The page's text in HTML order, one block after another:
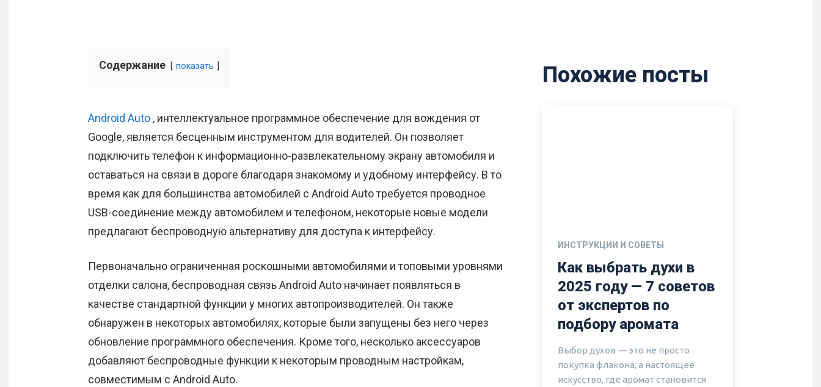
Содержание показать
Android Auto , интеллектуальное программное обеспечение для вождения от
Google, является бесценным инструментом для водителей. Он позволяет
подключить телефон к информационно-развлекательному экрану автомобиля и
оставаться на связи в дороге благодаря знакомому и удобному интерфейсу. В то
время как для большинства автомобилей с Android Auto требуется проводное
USB-соединение между автомобилем и телефоном, некоторые новые модели
предлагают беспроводную альтернативу для доступа к интерфейсу.
Первоначально ограниченная роскошными автомобилями и топовыми уровнями
отделки салона, беспроводная связь Android Auto начинает появляться в
качестве стандартной функции у многих автопроизводителей. Он также
обнаружен в некоторых автомобилях, которые были запущены без него через
обновление программного обеспечения. Кроме того, несколько аксессуаров
добавляют беспроводные функции к некоторым проводным настройкам,
совместимым с Android Auto.
Похожие посты
ИНСТРУКЦИИ И СОВЕТЫ
Как выбрать духи в
2025 году — 7 советов
от экспертов по
подбору аромата
Выбор духов — это не просто
покупка флакона, а настоящее
искусство, где аромат становится